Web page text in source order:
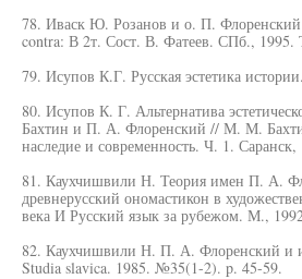
78. Иваск Ю. Розанов и о. П.
contra: В 2т. Сост. В. Фатеев. СПб., 1995.
79. Исупов К.Г. Русская эстетика
80. Исупов К. Г. Альтернатива
Бахтин и П. А. Флоренский // М. М.
наследие и современность. Ч. 1.
81. Каухчишвили Н. Теория имен П. А.
древнерусский ономастикон в
века И Русский язык за рубежом. М.,
82. Каухчишвили Н. П. А. Флоренский и
Studia slavica. 1985. №35(1-2). p. 45-59.